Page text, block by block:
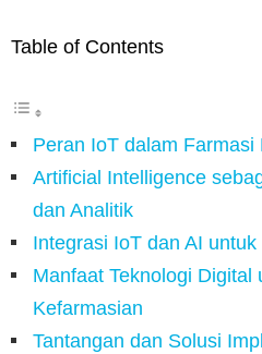
Table of Contents
Peran IoT dalam Farmasi
Artificial Intelligence
dan Analitik
Integrasi IoT dan AI
Manfaat Teknologi Digital
Kefarmasian
Tantangan dan Solusi